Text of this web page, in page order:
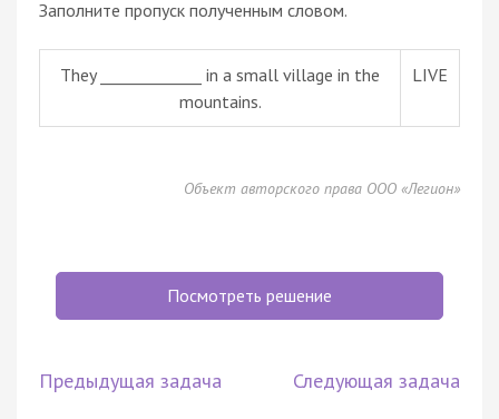
Заполните пропуск полученным словом.
They _____________ in a small village in the
mountains.
LIVE
Объект авторского права ООО «Легион»
Посмотреть решение
Предыдущая задача Следующая задача